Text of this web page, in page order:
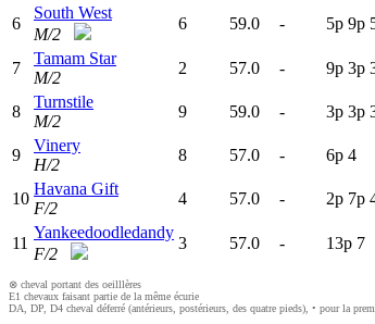
6
South West
M/2
6 59.0 - 5p 9p
7
Tamam Star
M/2
2 57.0 - 9p 3p
8
Turnstile
M/2
9 59.0 - 3p 3p
9
Vinery
H/2
8 57.0 - 6p 4
10
Havana Gift
F/2
4 57.0 - 2p 7p
11
Yankeedoodledandy
F/2
3 57.0 - 13p 7
⊗ cheval portant des oeilllères
E1 chevaux faisant partie de la même écurie
DA, DP, D4 cheval déferré (antérieurs, postérieurs, des quatre pieds), • pour la